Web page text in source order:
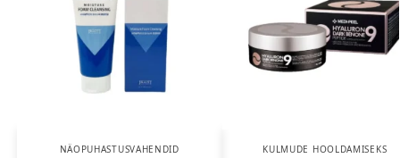
NÄOPUHASTUSVAHENDID KULMUDE HOOLDAMISEKS